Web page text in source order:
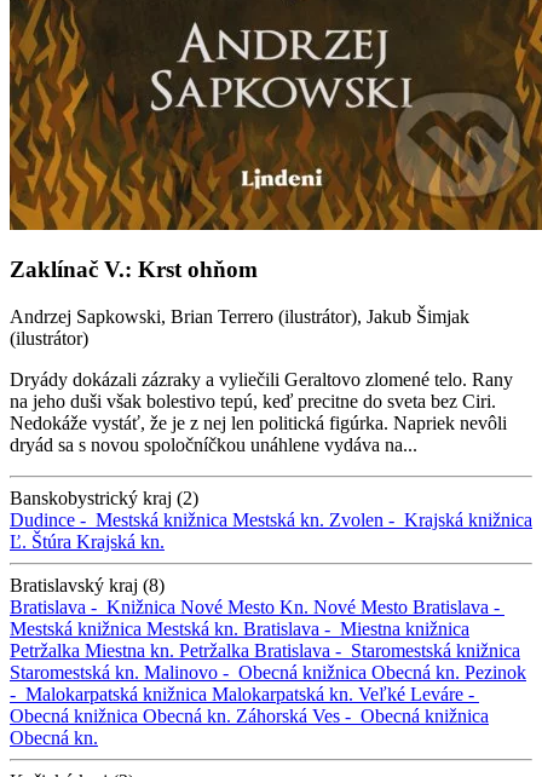
Zaklínač V.: Krst ohňom
Andrzej Sapkowski, Brian Terrero (ilustrátor), Jakub Šimjak
(ilustrátor)
Dryády dokázali zázraky a vyliečili Geraltovo zlomené telo. Rany
na jeho duši však bolestivo tepú, keď precitne do sveta bez Ciri.
Nedokáže vystáť, že je z nej len politická figúrka. Napriek nevôli
dryád sa s novou spoločníčkou unáhlene vydáva na...
Banskobystrický kraj (2)
Dudince - Mestská knižnica Mestská kn. Zvolen - Krajská knižnica
Ľ. Štúra Krajská kn.
Bratislavský kraj (8)
Bratislava - Knižnica Nové Mesto Kn. Nové Mesto Bratislava -
Mestská knižnica Mestská kn. Bratislava - Miestna knižnica
Petržalka Miestna kn. Petržalka Bratislava - Staromestská knižnica
Staromestská kn. Malinovo - Obecná knižnica Obecná kn. Pezinok
- Malokarpatská knižnica Malokarpatská kn. Veľké Leváre -
Obecná knižnica Obecná kn. Záhorská Ves - Obecná knižnica
Obecná kn.